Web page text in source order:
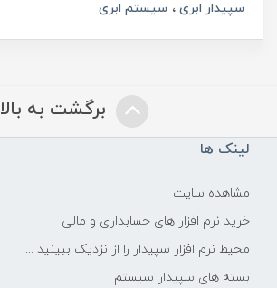
سپیدار ابری
سیستم ابری
برگشت به بالا
لینک ها
مشاهده سایت
خرید نرم افزار های حسابداری و مالی
محیط نرم افزار سپیدار را از نزدیک ببینید ...
بسته های سپیدار سیستم